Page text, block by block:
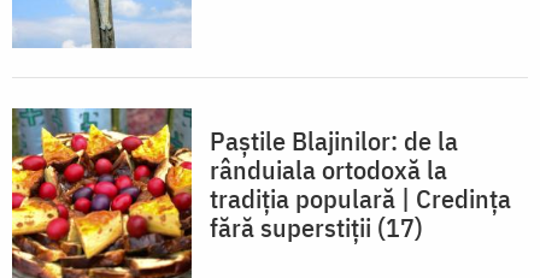
Paștile Blajinilor: de la
rânduiala ortodoxă la
tradiția populară | Credința
fără superstiții (17)